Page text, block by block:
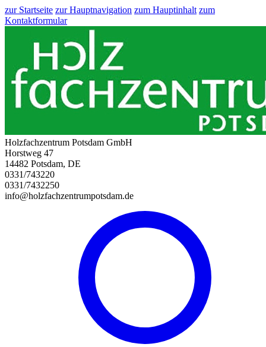
zur Startseite zur Hauptnavigation zum Hauptinhalt zum
Kontaktformular
Holzfachzentrum Potsdam GmbH
Horstweg 47
14482 Potsdam, DE
0331/743220
0331/7432250
info@holzfachzentrumpotsdam.de